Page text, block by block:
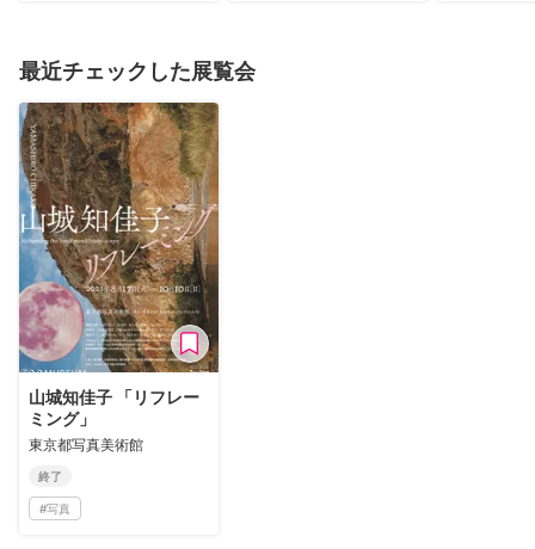
最近チェックした展覧会
山城知佳子 「リフレー
ミング」
東京都写真美術館
終了
#写真